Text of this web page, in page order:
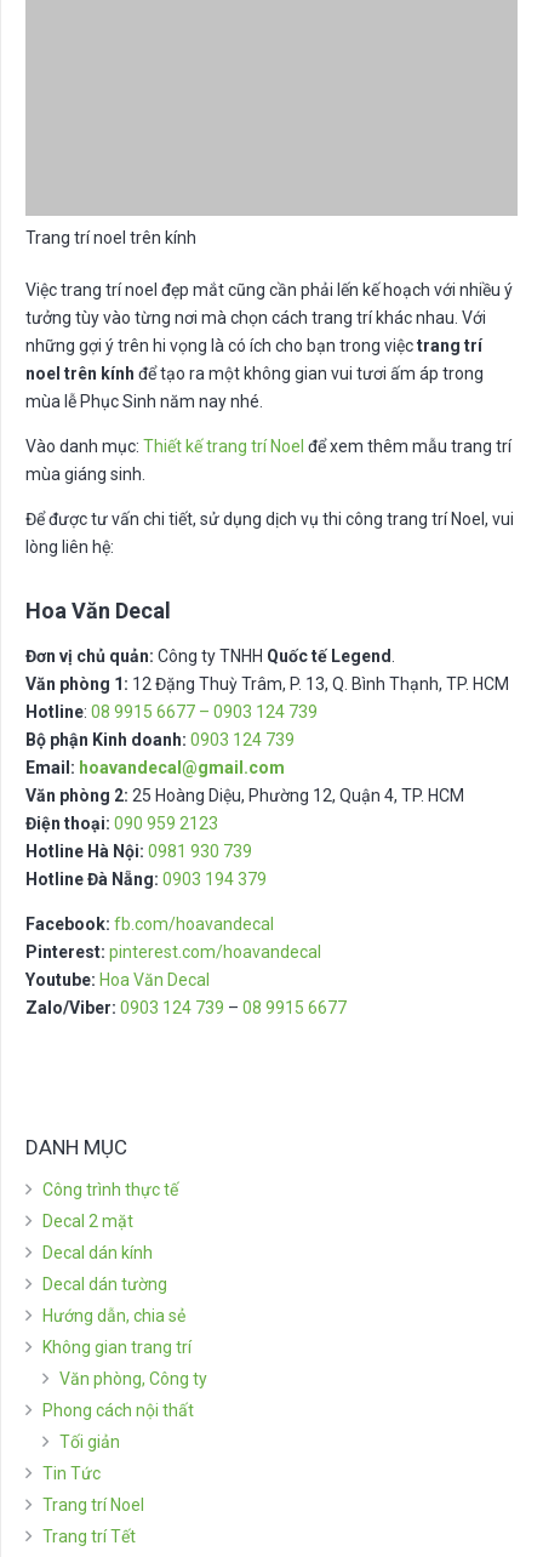
Trang trí noel trên kính
Việc trang trí noel đẹp mắt cũng cần phải lến kế hoạch với nhiều ý
tưởng tùy vào từng nơi mà chọn cách trang trí khác nhau. Với
những gợi ý trên hi vọng là có ích cho bạn trong việctrang trí
noel trên kính để tạo ra một không gian vui tươi ấm áp trong
mùa lễ Phục Sinh năm nay nhé.
Vào danh mục: Thiết kế trang trí Noel để xem thêm mẫu trang trí
mùa giáng sinh.
Để được tư vấn chi tiết, sử dụng dịch vụ thi công trang trí Noel, vui
lòng liên hệ:
Hoa Văn Decal
Đơn vị chủ quản: Công ty TNHH Quốc tế Legend
Văn phòng 1: 12 Đặng Thuỳ Trâm, P. 13, Q. Bình Thạnh, TP. HCM
Hotline: 08 9915 6677 – 0903 124 739
Bộ phận Kinh doanh: 0903 124 739
Email: hoavandecal@gmail.com
Văn phòng 2: 25 Hoàng Diệu, Phường 12, Quận 4, TP. HCM
Điện thoại: 090 959 2123
Hotline Hà Nội: 0981 930 739
Hotline Đà Nẵng: 0903 194 379
Facebook: fb.com/hoavandecal
Pinterest: pinterest.com/hoavandecal
Youtube: Hoa Văn Decal
Zalo/Viber: 0903 124 739 – 08 9915 6677
DANH MỤC
Công trình thực tế
Decal 2 mặt
Decal dán kính
Decal dán tường
Hướng dẫn, chia sẻ
Không gian trang trí
Văn phòng, Công ty
Phong cách nội thất
Tối giản
Tin Tức
Trang trí Noel
Trang trí Tết